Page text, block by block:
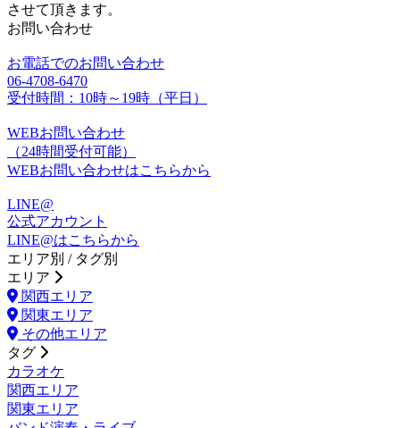
させて頂きます。
お問い合わせ
お電話でのお問い合わせ
06-4708-6470
受付時間：10時～19時（平日）
WEBお問い合わせ
（24時間受付可能）
WEBお問い合わせはこちらから
LINE@
公式アカウント
LINE@はこちらから
エリア別 / タグ別
エリア
関西エリア
関東エリア
その他エリア
タグ
カラオケ
関西エリア
関東エリア